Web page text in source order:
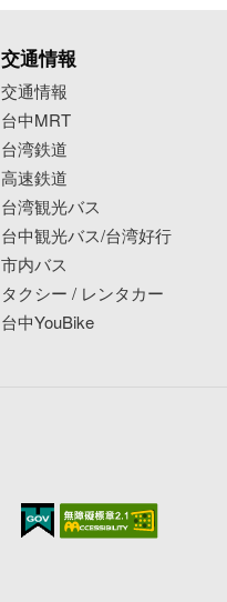
交通情報
交通情報
台中MRT
台湾鉄道
高速鉄道
台湾観光バス
台中観光バス/台湾好行
市内バス
タクシー / レンタカー
台中YouBike